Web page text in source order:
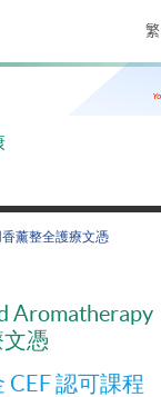
繁
香薰整全護療文憑
Aromatherapy
憑
CEF 認可課程